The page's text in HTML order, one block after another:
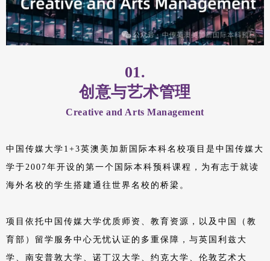
01.
创意与艺术管理
Creative and Arts Management
中国传媒 大学1+3英澳美加新国际本科名校项目是中国传媒大
学于2007年开设的第一个国际本科预科课程，为有志于就读
海外名校的学生搭建通往世界名校的桥梁。
项目依托中国传媒大学优质师资、教育资源，以及中国（教
育部）留学服务中心无忧认证的多重保障，与英国利兹大
学、南安普敦大学、诺丁汉大学、约克大学、伦敦艺术大